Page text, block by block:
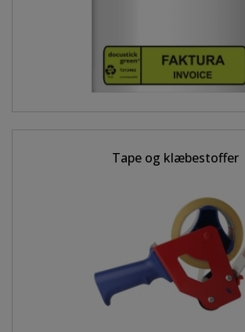
Tape og klæbestoffer